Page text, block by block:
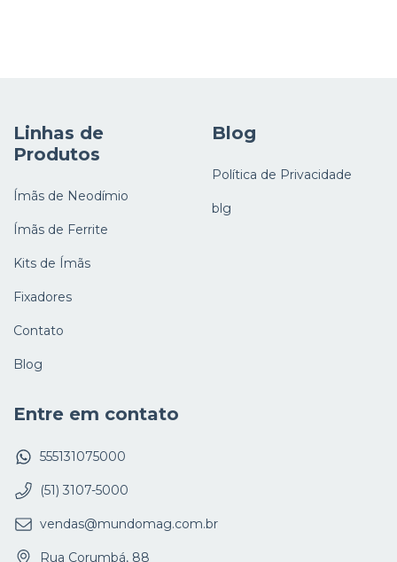
Linhas de
Produtos
Ímãs de Neodímio
Ímãs de Ferrite
Kits de Ímãs
Fixadores
Contato
Blog
Blog
Política de Privacidade
blg
Entre em contato
555131075000
(51) 3107-5000
vendas@mundomag.com.br
Rua Corumbá, 88